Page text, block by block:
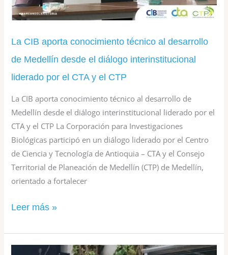
La CIB aporta conocimiento técnico al desarrollo
de Medellín desde el diálogo interinstitucional
liderado por el CTA y el CTP
La CIB aporta conocimiento técnico al desarrollo de
Medellín desde el diálogo interinstitucional liderado por el
CTA y el CTP La Corporación para Investigaciones
Biológicas participó en un diálogo liderado por el Centro
de Ciencia y Tecnología de Antioquia – CTA y el Consejo
Territorial de Planeación de Medellín (CTP) de Medellín,
orientado a fortalecer
diálogo
liderado
por
el
y
el
CTP
Leer más »